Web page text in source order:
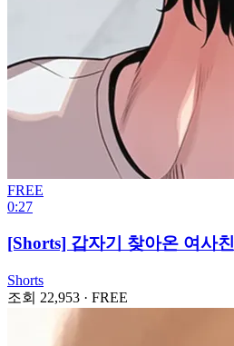
FREE
0:27
[Shorts] 갑자기 찾아온 여사친
Shorts
조회 22,953 · FREE